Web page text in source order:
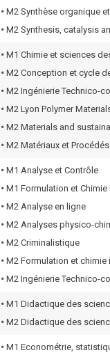
• M2 Synthèse organique
• M2 Synthesis, catalysis
• M1 Chimie et sciences
• M2 Conception et cycle
• M2 Ingénierie Technico-
• M2 Lyon Polymer
• M2 Materials and
• M2 Matériaux et
• M1 Analyse et Contrôle
• M1 Formulation et Chimie
• M2 Analyse en ligne
• M2 Analyses physico-
• M2 Criminalistique
• M2 Formulation et chimie
• M2 Ingénierie Technico-
• M1 Didactique des
• M2 Didactique des
• M1 Econométrie,